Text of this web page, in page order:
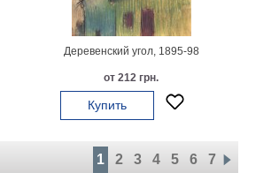
Деревенский угол, 1895-98
от 212 грн.
Купить
1 2 3 4 5 6 7